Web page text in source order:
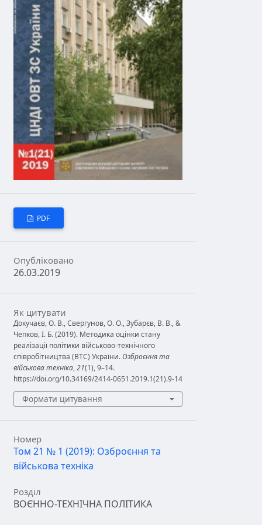
PDF
Опубліковано
26.03.2019
Як цитувати
Докучаєв, О. В., Свергунов, О. О., Зубарєв, В. В., &
Чепков, І. Б. (2019). Методика оцінки стану
реалізації політики військово-технічного
співробітництва (ВТС) України. Озброєння та
військова техніка,21(1), 9–14.
https://doi.org/10.34169/2414-0651.2019.1(21).9-14
Формати цитування
Номер
Том 21 № 1 (2019): Озброєння та
військова техніка
Розділ
ВОЄННО-ТЕХНІЧНА ПОЛІТИКА